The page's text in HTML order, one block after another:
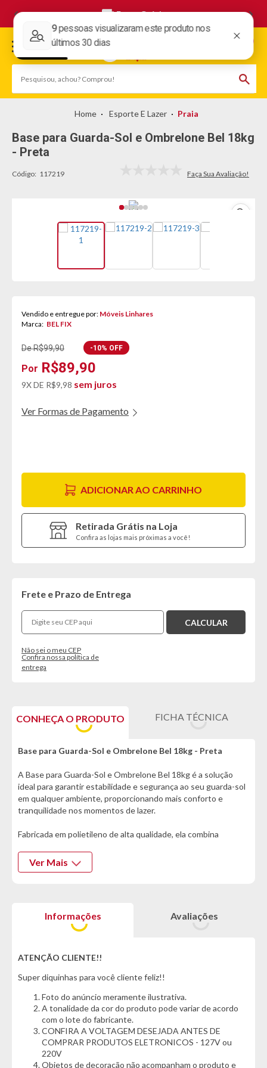
Frete Grátis
Esporte E Lazer Praia
Base para Guarda-Sol e Ombrelone Bel 18kg
- Preta
Código: 117219
Vendido e entregue por: Móveis Linhares
Marca: BEL FIX
De R$99,90
R$89,90
-10% OFF
9X DE R$9,98 sem juros
Ver Formas de Pagamento
ADICIONAR AO CARRINHO
Retirada Grátis na Loja
Confira as lojas mais próximas a você!
Frete e Prazo de Entrega
Não sei o meu CEP
Confira nossa política de
entrega
CONHEÇA O PRODUTO FICHA TÉCNICA
Base para Guarda-Sol e Ombrelone Bel 18kg - Preta
A Base para Guarda-Sol e Ombrelone Bel 18kg é a solução
ideal para garantir estabilidade e segurança ao seu guarda-sol
em qualquer ambiente, proporcionando mais conforto e
tranquilidade nos momentos de lazer.
Fabricada em polietileno de alta qualidade, ela combina
mesmo sob sol forte ou exposição à chuva, sem sofrer
desgaste prematuro. Seu sistema de enchimento versátil
Compatível com hastes de 19mm a 36mm de diâmetro, ela se
adapta facilmente a diversos modelos, garantindo praticidade
discreta e fácil de transportar, é perfeita para levar à praia,
agradável e protegido.
Com design eficiente e construção robusta, a Base Bel 18kg
oferece a estabilidade que você precisa para aproveitar cada
momento ao ar livre com conforto e total segurança.
*Características informadas pelo fabricante da marca*
Ver Mais
Informações Avaliações
ATENÇÃO CLIENTE!!
Super diquinhas para você cliente feliz!!
Foto do anúncio meramente ilustrativa.
A tonalidade da cor do produto pode variar de acordo
com o lote do fabricante.
CONFIRA A VOLTAGEM DESEJADA ANTES DE
COMPRAR PRODUTOS ELETRONICOS - 127V ou
220V
Objetos de decoração não acompanham o produto e